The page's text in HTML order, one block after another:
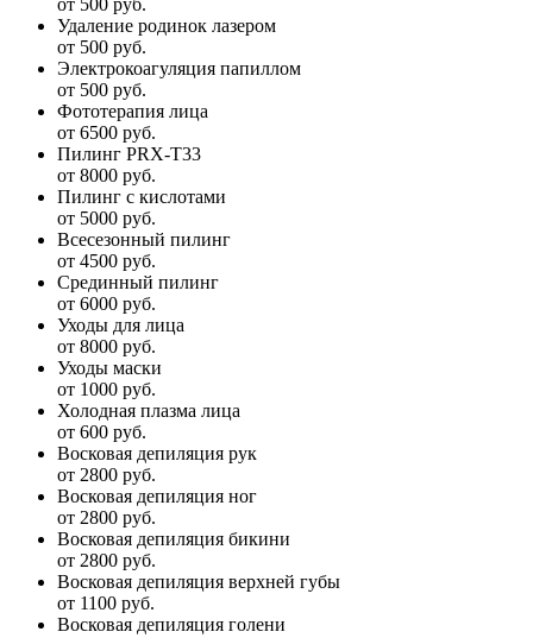
Удаление родинок лазером
от 500 руб.
Электрокоагуляция папиллом
от 500 руб.
Фототерапия лица
от 6500 руб.
Пилинг PRX-T33
от 8000 руб.
Пилинг с кислотами
от 5000 руб.
Всесезонный пилинг
от 4500 руб.
Срединный пилинг
от 6000 руб.
Уходы для лица
от 8000 руб.
Уходы маски
от 1000 руб.
Холодная плазма лица
от 600 руб.
Восковая депиляция рук
от 2800 руб.
Восковая депиляция ног
от 2800 руб.
Восковая депиляция бикини
от 2800 руб.
Восковая депиляция верхней губы
от 1100 руб.
Восковая депиляция голени